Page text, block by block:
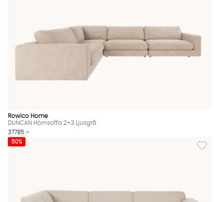
Rowico Home
DUNCAN Hörnsoffa 2+3 Ljusgrå
37785 :-
Lägg
50%